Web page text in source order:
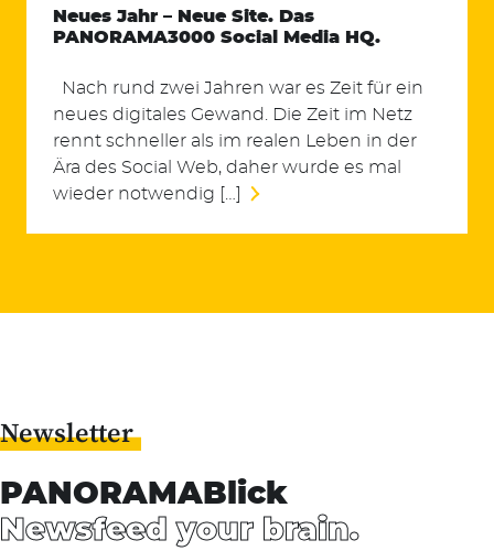
Neues Jahr – Neue Site. Das
PANORAMA3000 Social Media HQ.
Nach rund zwei Jahren war es Zeit für ein
neues digitales Gewand. Die Zeit im Netz
rennt schneller als im realen Leben in der
Ära des Social Web, daher wurde es mal
wieder notwendig […]
Newsletter
PANORAMABlick
Newsfeed your brain.